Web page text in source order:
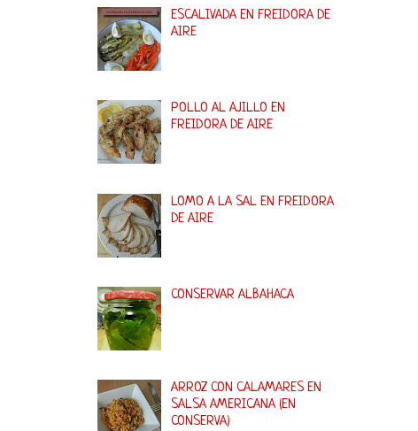
ESCALIVADA EN FREIDORA DE
AIRE
POLLO AL AJILLO EN
FREIDORA DE AIRE
LOMO A LA SAL EN FREIDORA
DE AIRE
CONSERVAR ALBAHACA
ARROZ CON CALAMARES EN
SALSA AMERICANA (EN
CONSERVA)